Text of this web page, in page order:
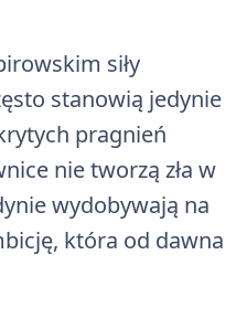
siły
stanowią jedynie
pragnień
nie tworzą zła w
wydobywają na
która od dawna